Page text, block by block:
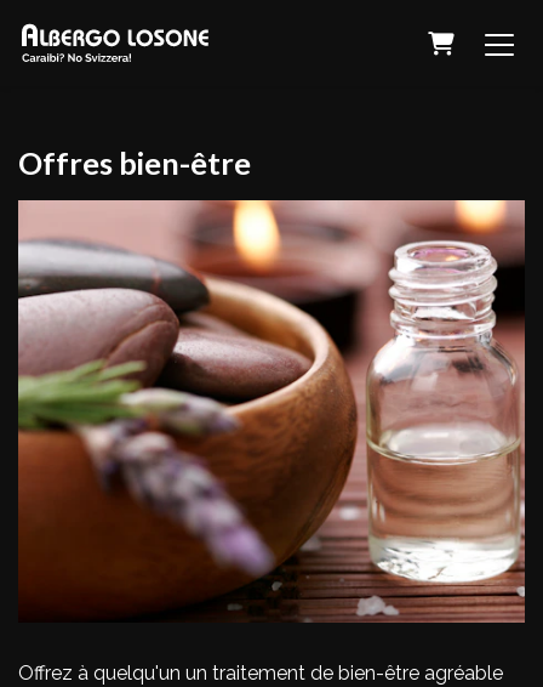
Panier
Offres bien-être
Offrez à quelqu'un un traitement de bien-être agréable